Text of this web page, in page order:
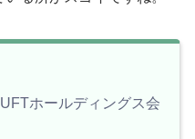
ホールディングス会